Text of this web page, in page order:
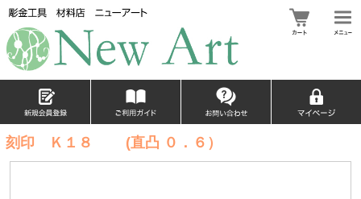
刻印 Ｋ１８ (直凸 ０．６）